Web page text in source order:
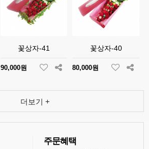
꽃상자-41
90,000원
꽃상자-40
80,000원
더보기 +
주문혜택